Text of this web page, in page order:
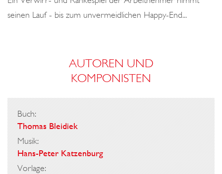
seinen Lauf - bis zum unvermeidlichen Happy-End...
AUTOREN UND
KOMPONISTEN
Buch:
Thomas Bleidiek
Musik:
Hans-Peter Katzenburg
Vorlage: